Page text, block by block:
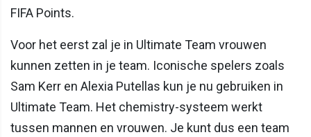
FIFA Points.
Voor het eerst zal je in Ultimate Team vrouwen
kunnen zetten in je team. Iconische spelers zoals
Sam Kerr en Alexia Putellas kun je nu gebruiken in
Ultimate Team. Het chemistry-systeem werkt
tussen mannen en vrouwen. Je kunt dus een team